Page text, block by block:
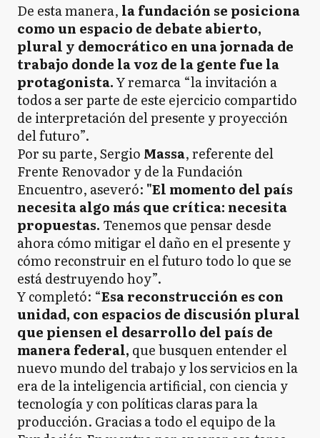
De esta manera, la fundación se posiciona
como un espacio de debate abierto,
plural y democrático en una jornada de
trabajo donde la voz de la gente fue la
protagonista.Y remarca “la invitación a
todos a ser parte de este ejercicio compartido
de interpretación del presente y proyección
del futuro”.
Por su parte, Sergio Massa, referente del
Frente Renovador y de la Fundación
Encuentro, aseveró: "El momento del país
necesita algo más que crítica: necesita
propuestas. Tenemos que pensar desde
ahora cómo mitigar el daño en el presente y
cómo reconstruir en el futuro todo lo que se
está destruyendo hoy”.
Y completó: “Esa reconstrucción es con
unidad, con espacios de discusión plural
que piensen el desarrollo del país de
manera federal, que busquen entender el
nuevo mundo del trabajo y los servicios en la
era de la inteligencia artificial, con ciencia y
tecnología y con políticas claras para la
producción. Gracias a todo el equipo de la